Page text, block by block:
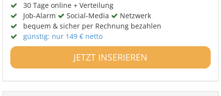
30 Tage online + Verteilung
Job-Alarm
Social-Media
Netzwerk
bequem & sicher per Rechnung bezahlen
günstig: nur 149 € netto
JETZT INSERIEREN